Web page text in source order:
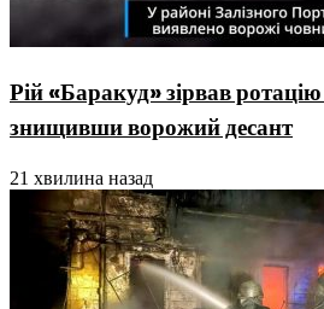
Рій «Баракуд» зірвав
знищивши ворожий десант
21 хвилина назад